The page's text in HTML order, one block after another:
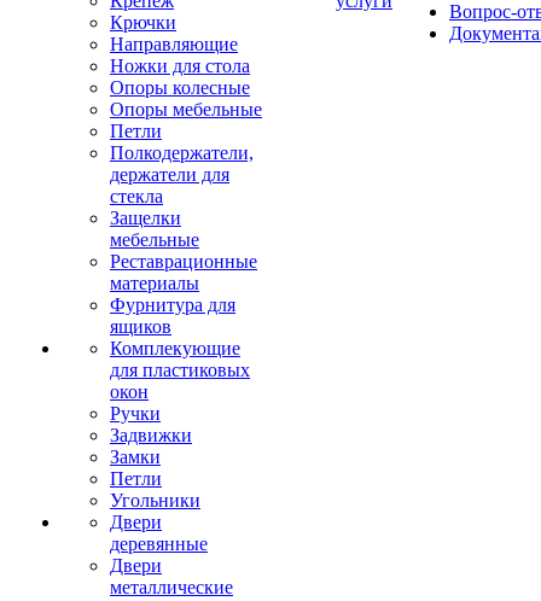
Крючки
Направляющие
Ножки для стола
Опоры колесные
Опоры мебельные
Петли
Полкодержатели,
держатели для
стекла
Защелки
мебельные
Реставрационные
материалы
Фурнитура для
ящиков
Комплекующие
для пластиковых
окон
Ручки
Задвижки
Замки
Петли
Угольники
Двери
деревянные
Двери
металлические
Вопрос-